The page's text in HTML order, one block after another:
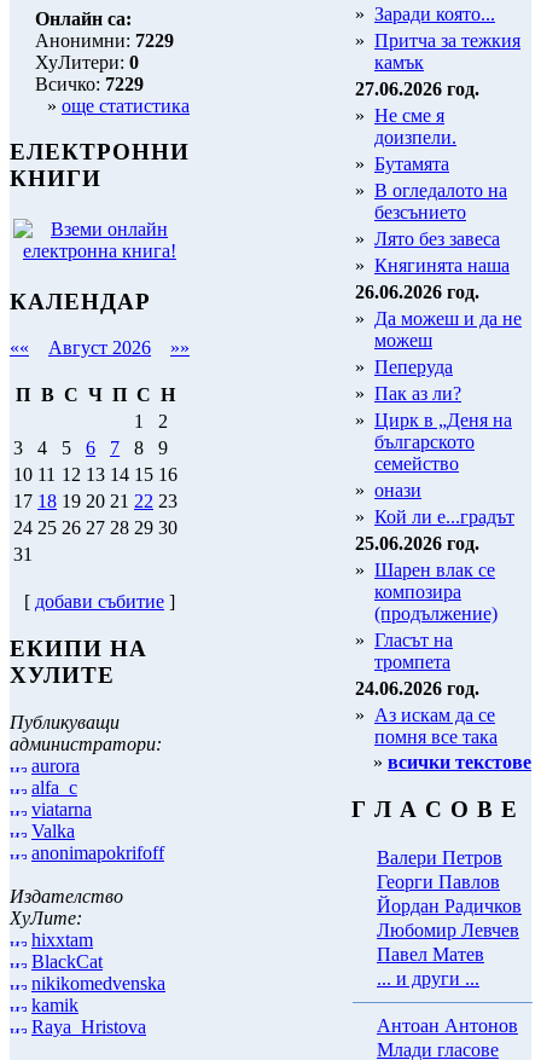
Онлайн са:
Анонимни: 7229
ХуЛитери: 0
Всичко: 7229
» още статистика
ЕЛЕКТРОННИ
КНИГИ
КАЛЕНДАР
«« Август 2026 »»
П В С Ч П С Н
1
2
3
4 5 6 7 8
9
10 11 12 13 14 15 16
17 18 19 20 21 22 23
24 25 26 27 28 29 30
31
[ добави събитие ]
ЕКИПИ НА
ХУЛИТЕ
Публикуващи
администратори:
aurora
alfa_c
viatarna
Valka
anonimapokrifoff
Издателство
ХуЛите:
hixxtam
BlackCat
nikikomedvenska
kamik
Raya_Hristova
» Заради която...
» Притча за тежкия
камък
27.06.2026 год.
» Не сме я
доизпели.
» Бутамята
» В огледалото на
безсънието
» Лято без завеса
» Княгинята наша
26.06.2026 год.
» Да можеш и да не
можеш
» Пеперуда
» Пак аз ли?
» Цирк в „Деня на
българското
семейство
» онази
» Кой ли е...градът
25.06.2026 год.
» Шарен влак се
композира
(продължение)
» Гласът на
тромпета
24.06.2026 год.
» Аз искам да се
помня все така
» всички текстове
Г Л А С О В Е
Валери Петров
Георги Павлов
Йордан Радичков
Любомир Левчев
Павел Матев
... и други ...
Антоан Антонов
Млади гласове